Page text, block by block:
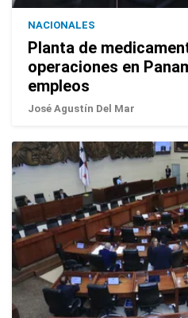
NACIONALES
Planta de
operaciones en
empleos
José Agustín Del Mar